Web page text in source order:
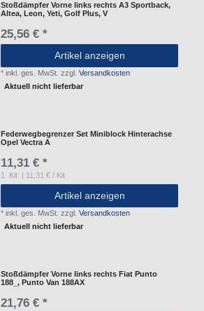
Stoßdämpfer Vorne links rechts A3 Sportback,
Altea, Leon, Yeti, Golf Plus, V
25,56 € *
Artikel anzeigen
*inkl. ges. MwSt. zzgl.Versandkosten
Aktuell nicht lieferbar
Federwegbegrenzer Set Miniblock Hinterachse
Opel Vectra A
11,31 € *
1 Kit | 11,31 € / Kit
Artikel anzeigen
*inkl. ges. MwSt. zzgl.Versandkosten
Aktuell nicht lieferbar
Stoßdämpfer Vorne links rechts Fiat Punto
188_, Punto Van 188AX
21,76 € *